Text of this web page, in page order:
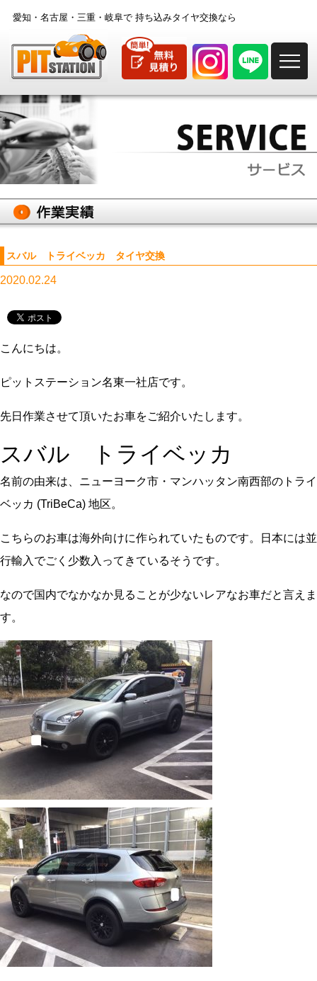
愛知・名古屋・三重・岐阜で持ち込みタイヤ交換なら
スバル トライベッカ タイヤ交換
2020.02.24
こんにちは。
ピットステーション名東一社店です。
先日作業させて頂いたお車をご紹介いたします。
スバル トライベッカ
名前の由来は、ニューヨーク市・マンハッタン南西部のトライ
ベッカ (TriBeCa) 地区。
こちらのお車は海外向けに作られていたものです。日本には並
行輸入でごく少数入ってきているそうです。
なので国内でなかなか見ることが少ないレアなお車だと言えま
す。